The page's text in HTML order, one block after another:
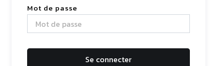
Mot de passe
Se connecter